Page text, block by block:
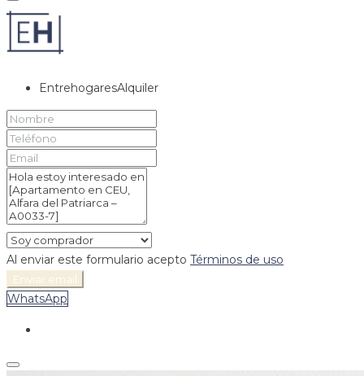
EntrehogaresAlquiler
Al enviar este formulario acepto Términos de uso
Enviar email
WhatsApp